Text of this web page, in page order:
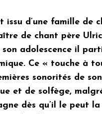
issu d’une famille
de chant père
adolescence il
Ce « touche à
sonorités de
et de solfège,
dès qu’il le peut